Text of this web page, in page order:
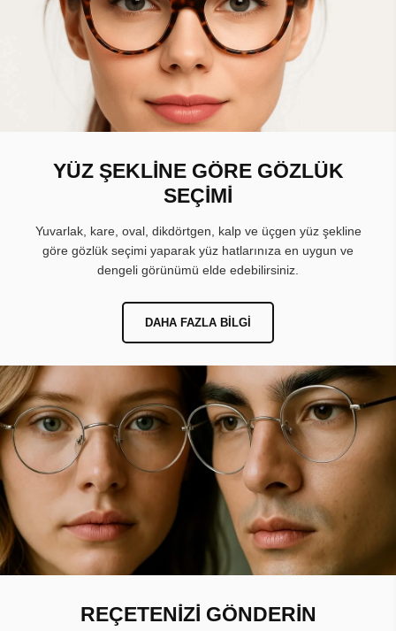
YÜZ ŞEKLİNE GÖRE GÖZLÜK
SEÇİMİ
Yuvarlak, kare, oval, dikdörtgen, kalp ve üçgen yüz şekline
göre gözlük seçimi yaparak yüz hatlarınıza en uygun ve
dengeli görünümü elde edebilirsiniz.
DAHA FAZLA BILGI
REÇETENİZİ GÖNDERİN